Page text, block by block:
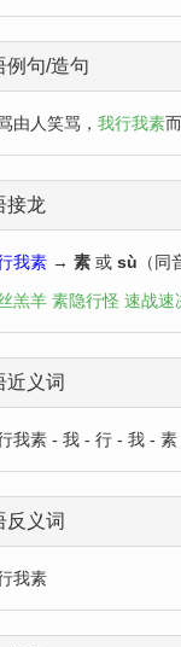
例句/造句
由人笑骂， 我行我素
接龙
我素 → 素 或 sù （
羔羊 素隐行怪 速战速
近义词
我素 - 我 - 行 - 我 - 素
反义词
我素